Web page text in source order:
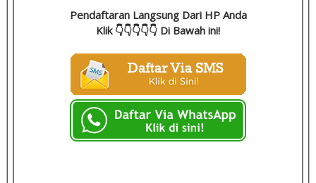
Pendaftaran Langsung Dari HP Anda
Klik 👇👇👇👇👇 Di Bawah ini!